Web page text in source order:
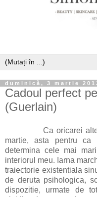
duminică, 3 martie
Cadoul perfect
(Guerlain)
Ca oricarei alte
martie, asta pentru
determina cele mai
interiorul meu. Iarna
traiectorie existentiala
de deruta psihologica,
dispozitie, urmate de